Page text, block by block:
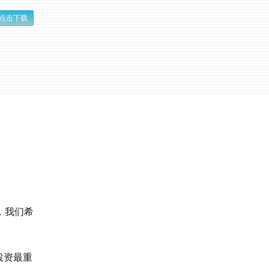
击下载
我们希
资最重